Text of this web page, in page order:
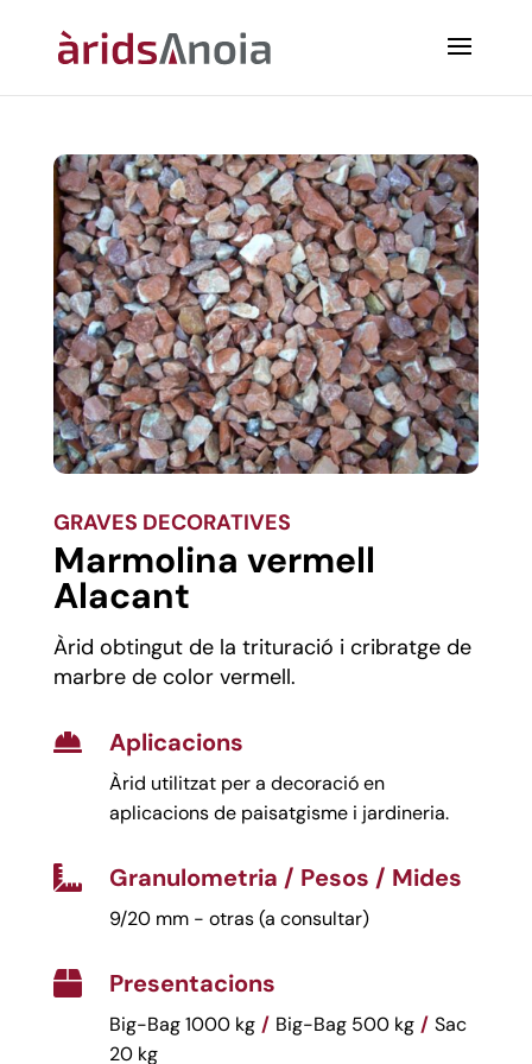
GRAVES DECORATIVES
Marmolina vermell
Alacant
Àrid obtingut de la trituració i cribratge de
marbre de color vermell.
 Aplicacions
Àrid utilitzat per a decoració en
aplicacions de paisatgisme i jardineria.
 Granulometria / Pesos / Mides
9/20 mm - otras (a consultar)
 Presentacions
Big-Bag 1000 kg / Big-Bag 500 kg / Sac
20 kg